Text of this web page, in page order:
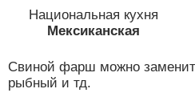
Национальная кухня
Мексиканская
Свиной фарш можно
рыбный и тд.